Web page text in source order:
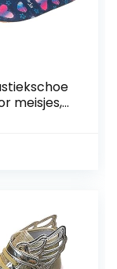
meisjes,